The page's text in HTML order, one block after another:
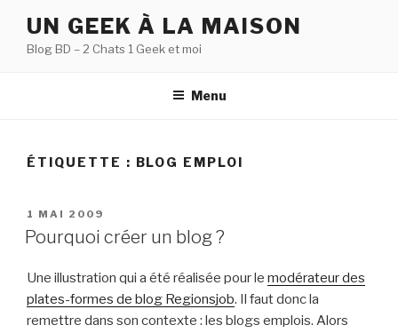
contenu
UN GEEK À LA MAISON
Blog BD – 2 Chats 1 Geek et moi
Menu
ÉTIQUETTE : BLOG EMPLOI
PUBLIÉ
LE
1 MAI 2009
Pourquoi créer un blog ?
Une illustration qui a été réalisée pour le modérateur des
plates-formes de blog Regionsjob. Il faut donc la
remettre dans son contexte : les blogs emplois. Alors